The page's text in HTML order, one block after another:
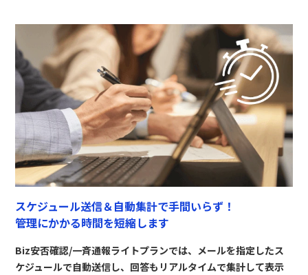
スケジュール送信＆自動集計で手間いらず！
管理にかかる時間を短縮します
Biz安否確認/一斉通報ライトプランでは、メールを指定したス
ケジュールで自動送信し、回答もリアルタイムで集計して表示